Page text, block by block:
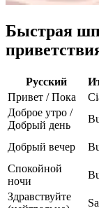
Быстрая
Русский
Привет / Пока
Доброе утро /
Добрый день
Добрый вечер
Спокойной
ночи
Здравствуйте